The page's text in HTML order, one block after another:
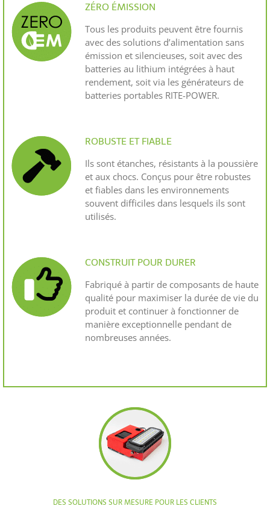
ZÉRO ÉMISSION
Tous les produits peuvent être fournis
avec des solutions d’alimentation sans
émission et silencieuses, soit avec des
batteries au lithium intégrées à haut
rendement, soit via les générateurs de
batteries portables RITE-POWER.
ROBUSTE ET FIABLE
Ils sont étanches, résistants à la poussière
et aux chocs. Conçus pour être robustes
et fiables dans les environnements
souvent difficiles dans lesquels ils sont
utilisés.
CONSTRUIT POUR DURER
Fabriqué à partir de composants de haute
qualité pour maximiser la durée de vie du
produit et continuer à fonctionner de
manière exceptionnelle pendant de
nombreuses années.
DES SOLUTIONS SUR MESURE POUR LES CLIENTS